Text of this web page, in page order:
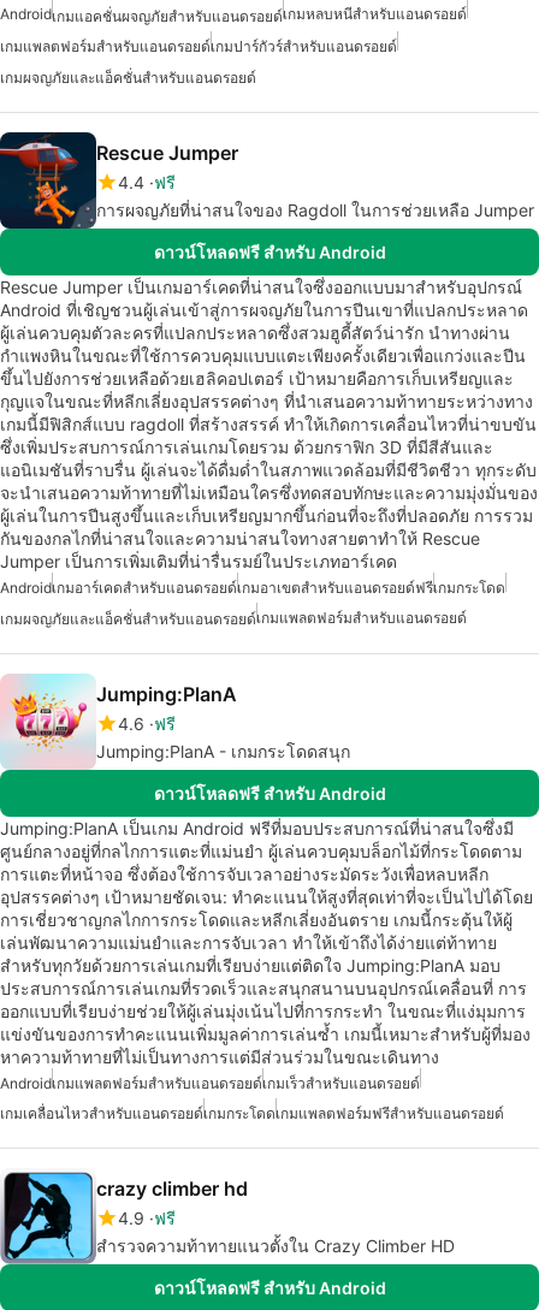
Androidเกมแอคชั่นผจญภัยสำหรับแอนดรอยด์เกมหลบหนีสำหรับแอนดรอยด์
เกมแพลตฟอร์มสำหรับแอนดรอยด์เกมปาร์กัวร์สำหรับแอนดรอยด์
เกมผจญภัยและแอ็คชั่นสำหรับแอนดรอยด์
Rescue Jumper
4.4 ฟรี
การผจญภัยที่น่าสนใจของ Ragdoll ในการช่วยเหลือ Jumper
ดาวน์โหลดฟรี สำหรับ Android
Rescue Jumper เป็นเกมอาร์เคดที่น่าสนใจซึ่งออกแบบมาสำหรับอุปกรณ์
Android ที่เชิญชวนผู้เล่นเข้าสู่การผจญภัยในการปีนเขาที่แปลกประหลาด
ผู้เล่นควบคุมตัวละครที่แปลกประหลาดซึ่งสวมฮูดี้สัตว์น่ารัก นำทางผ่าน
กำแพงหินในขณะที่ใช้การควบคุมแบบแตะเพียงครั้งเดียวเพื่อแกว่งและปีน
ขึ้นไปยังการช่วยเหลือด้วยเฮลิคอปเตอร์ เป้าหมายคือการเก็บเหรียญและ
กุญแจในขณะที่หลีกเลี่ยงอุปสรรคต่างๆ ที่นำเสนอความท้าทายระหว่างทาง
เกมนี้มีฟิสิกส์แบบ ragdoll ที่สร้างสรรค์ ทำให้เกิดการเคลื่อนไหวที่น่าขบขัน
ซึ่งเพิ่มประสบการณ์การเล่นเกมโดยรวม ด้วยกราฟิก 3D ที่มีสีสันและ
แอนิเมชันที่ราบรื่น ผู้เล่นจะได้ดื่มด่ำในสภาพแวดล้อมที่มีชีวิตชีวา ทุกระดับ
จะนำเสนอความท้าทายที่ไม่เหมือนใครซึ่งทดสอบทักษะและความมุ่งมั่นของ
ผู้เล่นในการปีนสูงขึ้นและเก็บเหรียญมากขึ้นก่อนที่จะถึงที่ปลอดภัย การรวม
กันของกลไกที่น่าสนใจและความน่าสนใจทางสายตาทำให้ Rescue
Jumper เป็นการเพิ่มเติมที่น่ารื่นรมย์ในประเภทอาร์เคด
Androidเกมอาร์เคดสำหรับแอนดรอยด์เกมอาเขตสำหรับแอนดรอยด์ฟรีเกมกระโดด
เกมผจญภัยและแอ็คชั่นสำหรับแอนดรอยด์เกมแพลตฟอร์มสำหรับแอนดรอยด์
Jumping:PlanA
4.6 ฟรี
Jumping:PlanA - เกมกระโดดสนุก
ดาวน์โหลดฟรี สำหรับ Android
Jumping:PlanA เป็นเกม Android ฟรีที่มอบประสบการณ์ที่น่าสนใจซึ่งมี
ศูนย์กลางอยู่ที่กลไกการแตะที่แม่นยำ ผู้เล่นควบคุมบล็อกไม้ที่กระโดดตาม
การแตะที่หน้าจอ ซึ่งต้องใช้การจับเวลาอย่างระมัดระวังเพื่อหลบหลีก
อุปสรรคต่างๆ เป้าหมายชัดเจน: ทำคะแนนให้สูงที่สุดเท่าที่จะเป็นไปได้โดย
การเชี่ยวชาญกลไกการกระโดดและหลีกเลี่ยงอันตราย เกมนี้กระตุ้นให้ผู้
เล่นพัฒนาความแม่นยำและการจับเวลา ทำให้เข้าถึงได้ง่ายแต่ท้าทาย
สำหรับทุกวัยด้วยการเล่นเกมที่เรียบง่ายแต่ติดใจ Jumping:PlanA มอบ
ประสบการณ์การเล่นเกมที่รวดเร็วและสนุกสนานบนอุปกรณ์เคลื่อนที่ การ
ออกแบบที่เรียบง่ายช่วยให้ผู้เล่นมุ่งเน้นไปที่การกระทำ ในขณะที่แง่มุมการ
แข่งขันของการทำคะแนนเพิ่มมูลค่าการเล่นซ้ำ เกมนี้เหมาะสำหรับผู้ที่มอง
หาความท้าทายที่ไม่เป็นทางการแต่มีส่วนร่วมในขณะเดินทาง
Androidเกมแพลตฟอร์มสำหรับแอนดรอยด์เกมเร็วสำหรับแอนดรอยด์
เกมเคลื่อนไหวสำหรับแอนดรอยด์เกมกระโดดเกมแพลตฟอร์มฟรีสำหรับแอนดรอยด์
crazy climber hd
4.9 ฟรี
สำรวจความท้าทายแนวตั้งใน Crazy Climber HD
ดาวน์โหลดฟรี สำหรับ Android